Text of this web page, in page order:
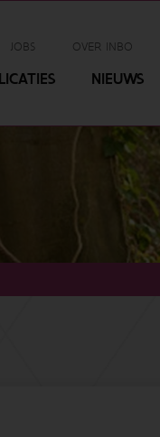
JOBS OVER INBO
NIEUWS